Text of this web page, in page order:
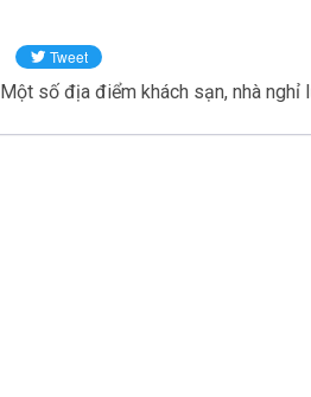
Một số địa điểm khách sạn, nhà nghỉ